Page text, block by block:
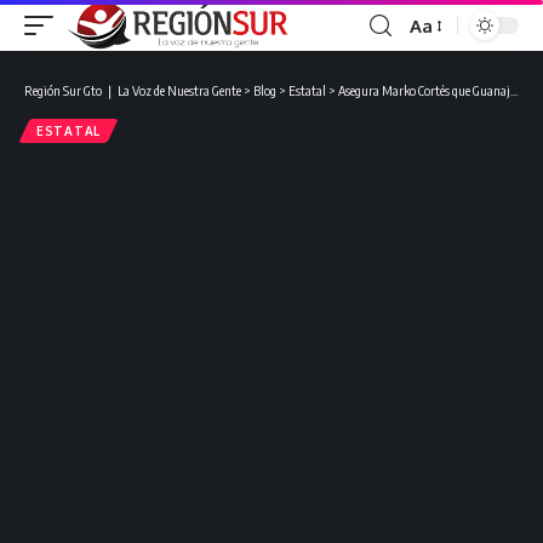
Aa
Región Sur Gto ❘ La Voz de Nuestra Gente > Blog > Estatal > Asegura Marko Cortés que Guanajuato tendrá una mujer gobernadora en el 2024.
ESTATAL